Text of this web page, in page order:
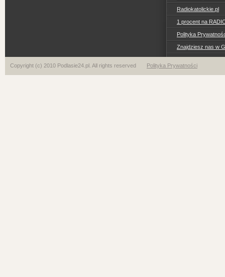
Radiokatolickie.pl
1 procent na
Polityka
Znajdziesz nas w
Copyright (c) 2010 Podlasie24.pl. All rights reserved Polityka Prywatności